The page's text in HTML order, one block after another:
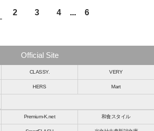
2 3 4 ... 6
Official Site
CLASSY. VERY
HERS Mart
Premium-K.net 和食スタイル